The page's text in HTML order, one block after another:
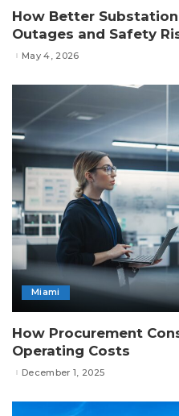
How Better
Outages and Safety
May 4, 2026
Miami
How Procurement
Operating Costs
December 1, 2025